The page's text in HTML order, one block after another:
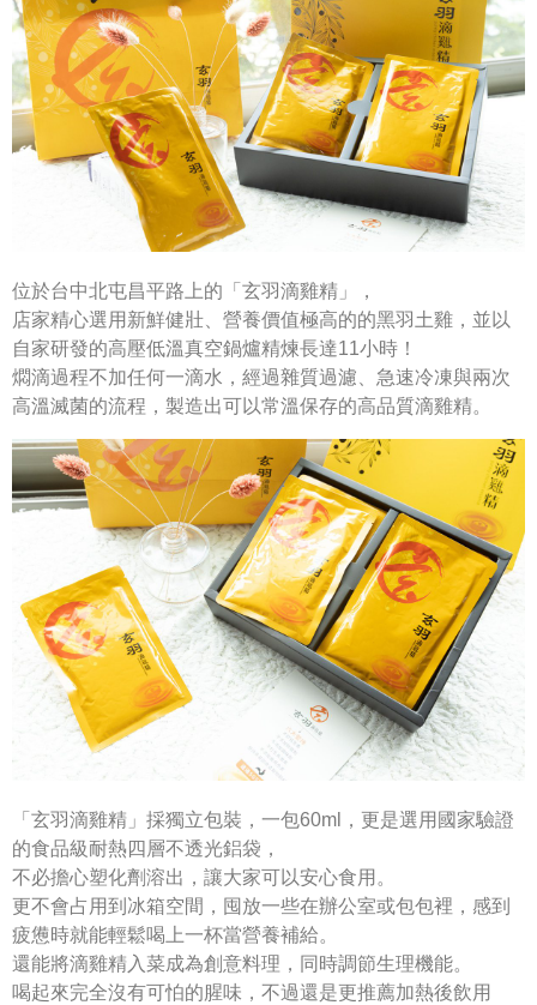
位於台中北屯昌平路上的「玄羽滴雞精」，
店家精心選用新鮮健壯、營養價值極高的的黑羽土雞，並以
自家研發的高壓低溫真空鍋爐精煉長達11小時！
燜滴過程不加任何一滴水，經過雜質過濾、急速冷凍與兩次
高溫滅菌的流程，製造出可以常溫保存的高品質滴雞精。
「玄羽滴雞精」採獨立包裝，一包60ml，更是選用國家驗證
的食品級耐熱四層不透光鋁袋，
不必擔心塑化劑溶出，讓大家可以安心食用。
更不會占用到冰箱空間，囤放一些在辦公室或包包裡，感到
疲憊時就能輕鬆喝上一杯當營養補給。
還能將滴雞精入菜成為創意料理，同時調節生理機能。
喝起來完全沒有可怕的腥味，不過還是更推薦加熱後飲用